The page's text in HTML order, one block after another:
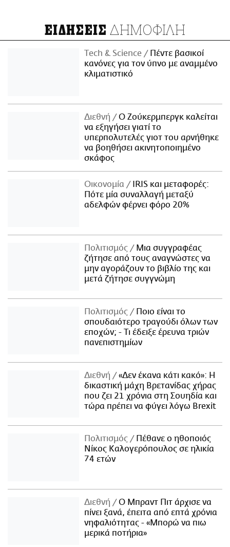
ΕΙΔΗΣΕΙΣ ΔΗΜΟΦΙΛΗ
Τech & Science
Πέντε βασικοί
κανόνες για τον ύπνο με αναμμένο
κλιματιστικό
Διεθνή
Ο Ζούκερμπεργκ καλείται
να εξηγήσει γιατί το
υπερπολυτελές γιοτ του αρνήθηκε
να βοηθήσει ακινητοποιημένο
σκάφος
Οικονομία
IRIS και μεταφορές:
Πότε μία συναλλαγή μεταξύ
αδελφών φέρνει φόρο 20%
Πολιτισμός
Μια συγγραφέας
ζήτησε από τους αναγνώστες να
μην αγοράζουν το βιβλίο της και
μετά ζήτησε συγγνώμη
Πολιτισμός
Ποιο είναι το
σπουδαιότερο τραγούδι όλων των
εποχών; - Τι έδειξε έρευνα τριών
πανεπιστημίων
Διεθνή
«Δεν έκανα κάτι κακό»: Η
δικαστική μάχη Βρετανίδας χήρας
που ζει 21 χρόνια στη Σουηδία και
τώρα πρέπει να φύγει λόγω Brexit
Πολιτισμός
Πέθανε ο ηθοποιός
Νίκος Καλογερόπουλος σε ηλικία
74 ετών
Διεθνή
Ο Μπραντ Πιτ άρχισε να
πίνει ξανά, έπειτα από επτά χρόνια
νηφαλιότητας - «Μπορώ να πιω
μερικά ποτήρια»